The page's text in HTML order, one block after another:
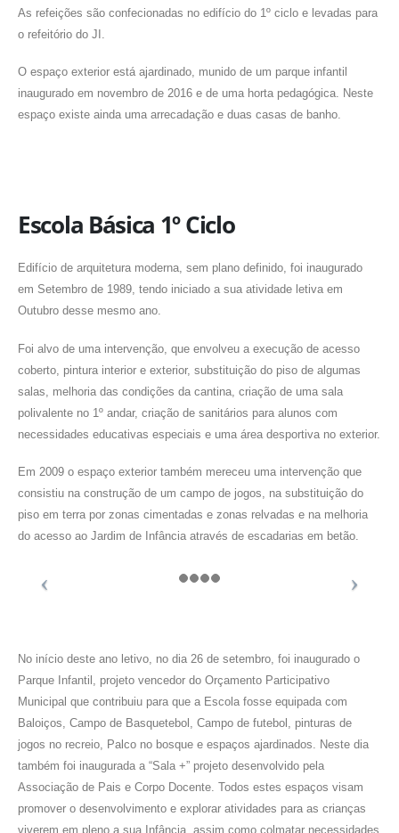
As refeições são confecionadas no edifício do 1º ciclo e levadas para
o refeitório do JI.
O espaço exterior está ajardinado, munido de um parque infantil
inaugurado em novembro de 2016 e de uma horta pedagógica. Neste
espaço existe ainda uma arrecadação e duas casas de banho.
Escola Básica 1º Ciclo
Edifício de arquitetura moderna, sem plano definido, foi inaugurado
em Setembro de 1989, tendo iniciado a sua atividade letiva em
Outubro desse mesmo ano.
Foi alvo de uma intervenção, que envolveu a execução de acesso
coberto, pintura interior e exterior, substituição do piso de algumas
salas, melhoria das condições da cantina, criação de uma sala
polivalente no 1º andar, criação de sanitários para alunos com
necessidades educativas especiais e uma área desportiva no exterior.
Em 2009 o espaço exterior também mereceu uma intervenção que
consistiu na construção de um campo de jogos, na substituição do
piso em terra por zonas cimentadas e zonas relvadas e na melhoria
do acesso ao Jardim de Infância através de escadarias em betão.
No início deste ano letivo, no dia 26 de setembro, foi inaugurado o
Parque Infantil, projeto vencedor do Orçamento Participativo
Municipal que contribuiu para que a Escola fosse equipada com
Baloiços, Campo de Basquetebol, Campo de futebol, pinturas de
jogos no recreio, Palco no bosque e espaços ajardinados. Neste dia
também foi inaugurada a “Sala +” projeto desenvolvido pela
Associação de Pais e Corpo Docente. Todos estes espaços visam
promover o desenvolvimento e explorar atividades para as crianças
viverem em pleno a sua Infância, assim como colmatar necessidades